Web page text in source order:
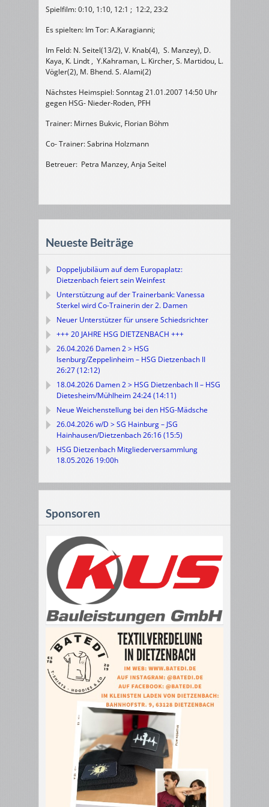
Spielfilm: 0:10, 1:10, 12:1 ; 12:2, 23:2
Es spielten: Im Tor: A.Karagianni;
Im Feld: N. Seitel(13/2), V. Knab(4), S. Manzey), D.
Kaya, K. Lindt , Y.Kahraman, L. Kircher, S. Martidou, L.
Vögler(2), M. Bhend. S. Alami(2)
Nächstes Heimspiel: Sonntag 21.01.2007 14:50 Uhr
gegen HSG- Nieder-Roden, PFH
Trainer: Mirnes Bukvic, Florian Böhm
Co- Trainer: Sabrina Holzmann
Betreuer: Petra Manzey, Anja Seitel
Neueste Beiträge
Doppeljubiläum auf dem Europaplatz:
Dietzenbach feiert sein Weinfest
Unterstützung auf der Trainerbank: Vanessa
Sterkel wird Co-Trainerin der 2. Damen
Neuer Unterstützer für unsere Schiedsrichter
+++ 20 JAHRE HSG DIETZENBACH +++
26.04.2026 Damen 2 > HSG
Isenburg/Zeppelinheim – HSG Dietzenbach II
26:27 (12:12)
18.04.2026 Damen 2 > HSG Dietzenbach II – HSG
Dietesheim/Mühlheim 24:24 (14:11)
Neue Weichenstellung bei den HSG-Mädsche
26.04.2026 w/D > SG Hainburg – JSG
Hainhausen/Dietzenbach 26:16 (15:5)
HSG Dietzenbach Mitgliederversammlung
18.05.2026 19:00h
Sponsoren